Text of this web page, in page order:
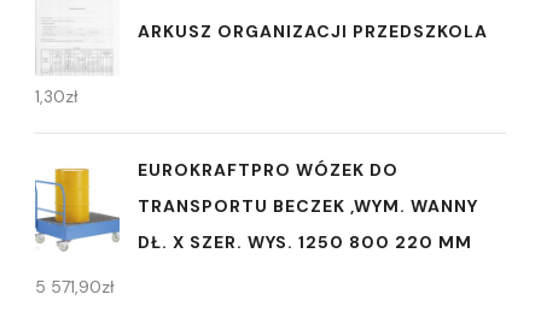
ARKUSZ ORGANIZACJI PRZEDSZKOLA
1,30zł
EUROKRAFTPRO WÓZEK DO
TRANSPORTU BECZEK ,WYM. WANNY
DŁ. X SZER. WYS. 1250 800 220 MM
5 571,90zł